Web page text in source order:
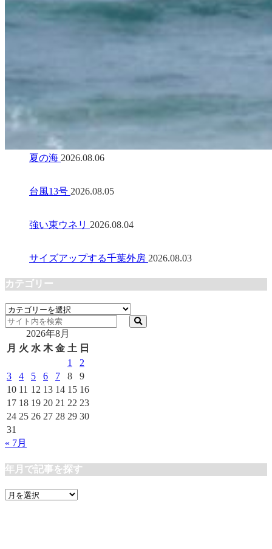
夏の海 2026.08.06
台風13号 2026.08.05
強い東ウネリ 2026.08.04
サイズアップする千葉外房 2026.08.03
カテゴリー
カ
テ
リ
2026年8月
月 火 水 木 金 土 日
1
2
3
4 5 6 7 8
9
10 11 12 13 14 15 16
17 18 19 20 21 22 23
24 25 26 27 28 29 30
31
« 7月
年月で記事を探す
年